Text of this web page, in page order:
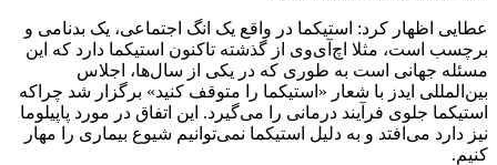
عطایی اظهار کرد: استیکما در واقع یک انگ اجتماعی، یک بدنامی و
برچسب است، مثلا اچ‌آی‌وی از گذشته تاکنون استیکما دارد که این
مسئله جهانی است به طوری که در یکی از سال‌ها، اجلاس
بین‌المللی ایدز با شعار «استیکما را متوقف کنید» برگزار شد چراکه
استیکما جلوی فرآیند درمانی را می‌گیرد. این اتفاق در مورد پاپیلوما
نیز دارد می‌افتد و به دلیل استیکما نمی‌توانیم شیوع بیماری را مهار
کنیم.